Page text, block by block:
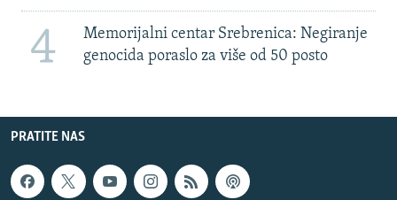
4
Memorijalni centar Srebrenica: Negiranje
genocida poraslo za više od 50 posto
PRATITE NAS